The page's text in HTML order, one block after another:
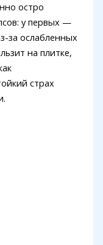
остро
у первых —
за ослабленных
на плитке,
страх